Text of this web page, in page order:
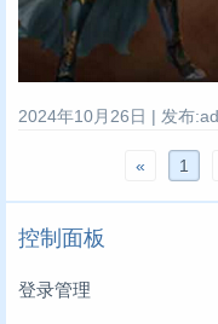
2024年10月26日 | 发布
« 1
控制面板
登录管理